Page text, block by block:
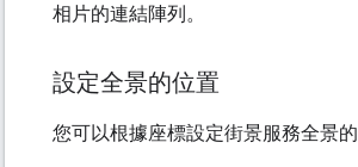
相片的連結陣列。
設定全景的位置
您可以根據座標設定街景服務全景的